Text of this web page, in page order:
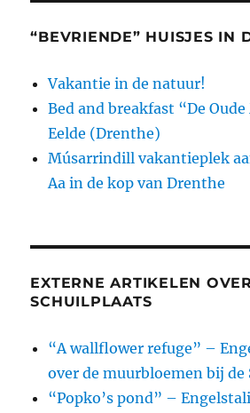
“BEVRIENDE” HUISJES IN
Vakantie in de natuur!
Bed and breakfast “De
Eelde (Drenthe)
Músarrindill vakantieplek
Aa in de kop van Drenthe
EXTERNE ARTIKELEN
SCHUILPLAATS
“A wallflower refuge” –
over de muurbloemen bij de
“Popko’s pond” –